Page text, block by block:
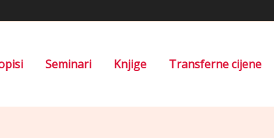
Seminari Knjige Transferne cijene